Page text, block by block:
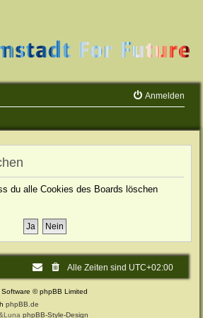
Anmelden
du alle Cookies des Boards löschen
Alle Zeiten sind UTC+02:00
© phpBB Limited
phpBB.de
phpBB-Style-Design